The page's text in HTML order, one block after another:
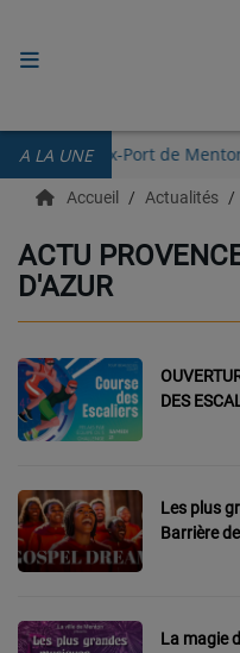
A LA UNE
août au Vieux-Port de
RADIO
ECOUTER
RECHERCHE DE TITRES
EMISSIONS
LIVE DJ
EQUIPES
CONTACT
Team Building Radio
Accueil Actualités
ACTU
D'AZUR
DES
Les plus
Barrière
La magie